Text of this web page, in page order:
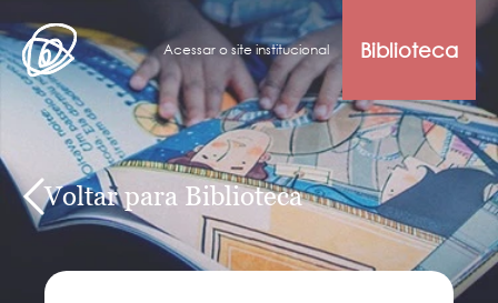
Acessar o site institucional Biblioteca
Voltar para Biblioteca